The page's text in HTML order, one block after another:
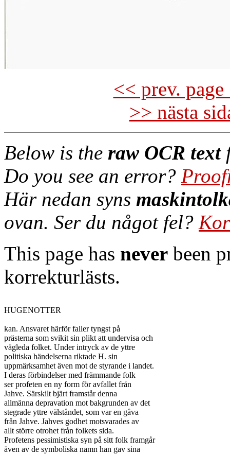
<< prev.
>> nästa
Below is the raw OCR text
Do you see an error?
Här nedan syns
ovan. Ser du något fel?
This page has never been
korrekturlästs.
HUGENOTTER
kan. Ansvaret härför faller tyngst på
prästerna som svikit sin plikt att undervisa och
vägleda folket. Under intryck av de yttre
politiska händelserna riktade H. sin
uppmärksamhet även mot de styrande i landet.
I deras förbindelser med främmande folk
ser profeten en ny form för avfallet från
Jahve. Särskilt bjärt framstår denna
allmänna depravation mot bakgrunden av det
stegrade yttre välståndet, som var en gåva
från Jahve. Jahves godhet motsvarades av
allt större otrohet från folkets sida.
Profetens pessimistiska syn på sitt folk framgår
även av de symboliska namn han gav sina